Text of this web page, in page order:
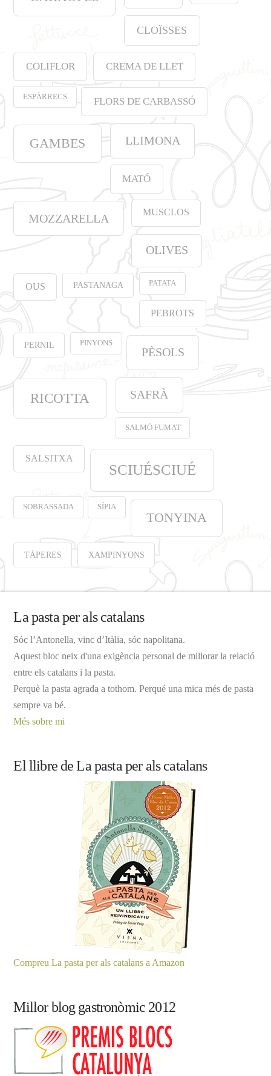
CLOÏSSES
COLIFLOR CREMA DE LLET
ESPÀRRECS FLORS DE CARBASSÓ
GAMBES LLIMONA
MATÓ
MOZZARELLA MUSCLOS
OLIVES
OUS PASTANAGA PATATA
PEBROTS
PERNIL PINYONS
PÈSOLS
RICOTTA SAFRÀ
SALMÓ FUMAT
SALSITXA
SCIUÉSCIUÉ
SOBRASSADA SÍPIA
TONYINA
TÀPERES XAMPINYONS
La pasta per als catalans
Sóc l’Antonella, vinc d’Itàlia, sóc napolitana.
Aquest bloc neix d'una exigència personal de millorar la relació
entre els catalans i la pasta.
Perquè la pasta agrada a tothom. Perqué una mica més de pasta
sempre va bé.
Més sobre mi
El llibre de La pasta per als catalans
Compreu La pasta per als catalans a Amazon
Millor blog gastronòmic 2012